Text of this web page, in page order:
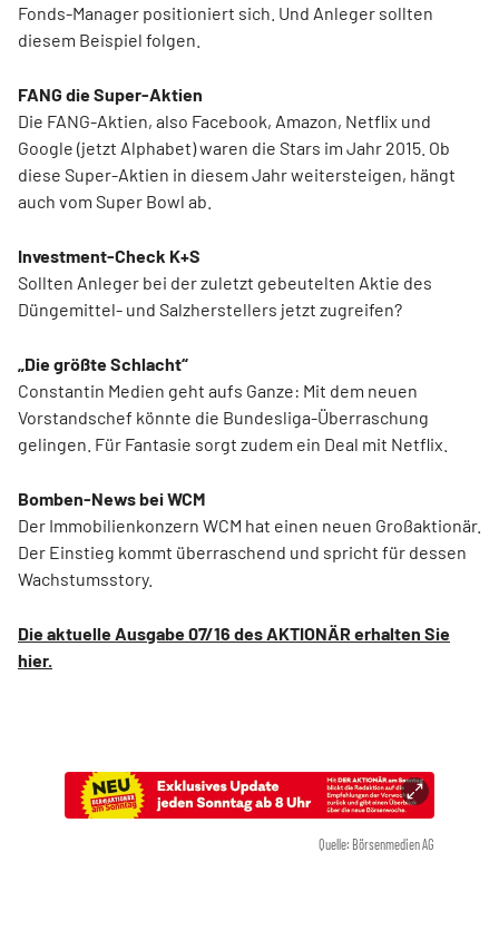
Fonds-Manager positioniert sich. Und Anleger sollten
diesem Beispiel folgen.
FANG die Super-Aktien
Die FANG-Aktien, also Facebook, Amazon, Netflix und
Google (jetzt Alphabet) waren die Stars im Jahr 2015. Ob
diese Super-Aktien in diesem Jahr weitersteigen, hängt
auch vom Super Bowl ab.
Investment-Check K+S
Sollten Anleger bei der zuletzt gebeutelten Aktie des
Düngemittel- und Salzherstellers jetzt zugreifen?
„Die größte Schlacht“
Constantin Medien geht aufs Ganze: Mit dem neuen
Vorstandschef könnte die Bundesliga-Überraschung
gelingen. Für Fantasie sorgt zudem ein Deal mit Netflix.
Bomben-News bei WCM
Der Immobilienkonzern WCM hat einen neuen Großaktionär.
Der Einstieg kommt überraschend und spricht für dessen
Wachstumsstory.
Die aktuelle Ausgabe 07/16 des AKTIONÄR erhalten Sie
hier.
Quelle: Börsenmedien AG